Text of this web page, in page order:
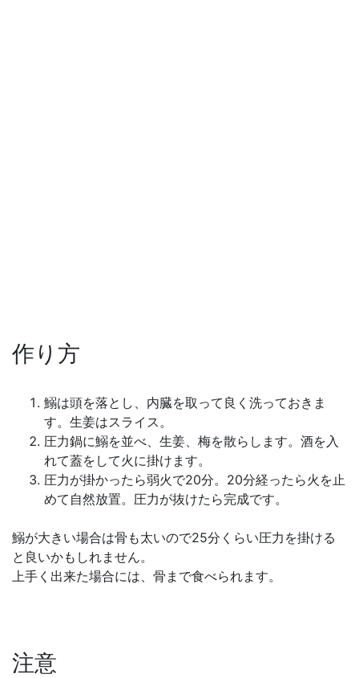
作り方
鰯は頭を落とし、内臓を取って良く洗っておきま
す。生姜はスライス。
圧力鍋に鰯を並べ、生姜、梅を散らします。酒を入
れて蓋をして火に掛けます。
圧力が掛かったら弱火で20分。20分経ったら火を止
めて自然放置。圧力が抜けたら完成です。
鰯が大きい場合は骨も太いので25分くらい圧力を掛ける
と良いかもしれません。
上手く出来た場合には、骨まで食べられます。
注意